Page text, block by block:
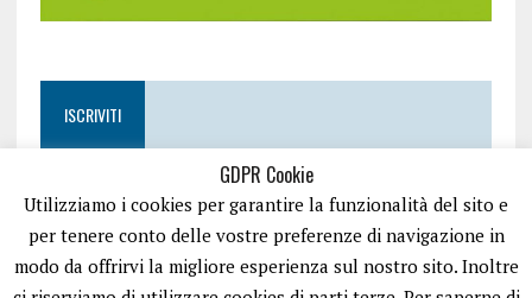
ISCRIVITI
GDPR Cookie
Utilizziamo i cookies per garantire la funzionalità del sito e
per tenere conto delle vostre preferenze di navigazione in
modo da offrirvi la migliore esperienza sul nostro sito. Inoltre